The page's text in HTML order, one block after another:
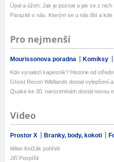
Úpal a úžeh: Jak je poznat a jak se z
Parazité v nás: Kterým se u nás líbí a kde
Pro nejmenší
Mourissonova poradna Komiksy
Kdo vynalezl kapesník? Historie od
Ghost Recon Wildlands dostal vylepšení
Quake ke 30. narozeninám dostal novou
Video
Prostor X Branky, body, kokoti
Milan Knížák pohřeb
Jiří Pospíšil